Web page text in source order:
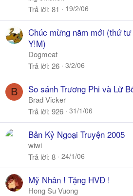
Trả lời 81 19/2/06
Chúc mừng năm mới (thứ
Y!M)
Dogmeat
Trả lời 26 3/2/06
B So sánh Trương Phi và Lữ
Brad Vicker
Trả lời 926 31/1/06
Bản Kỷ Ngoại Truyện 2005
wiwi
Trả lời 8 24/1/06
Mỹ Nhân ! Tặng HVĐ !
Hong Su Vuong